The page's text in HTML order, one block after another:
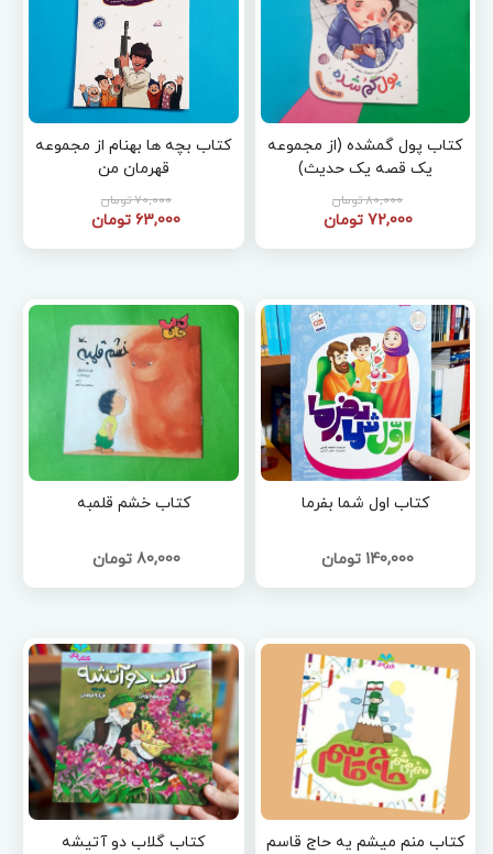
کتاب پول گمشده (از مجموعه
یک قصه یک حدیث)
80,000 تومان
72,000 تومان
کتاب بچه ها بهنام از مجموعه
قهرمان من
70,000 تومان
63,000 تومان
کتاب اول شما بفرما
140,000 تومان
کتاب خشم قلمبه
80,000 تومان
کتاب منم میشم یه حاج قاسم کتاب گلاب دو آتیشه